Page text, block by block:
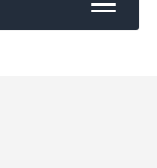
Filtro